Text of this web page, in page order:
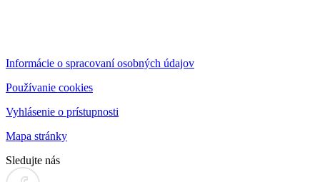
Informácie o spracovaní osobných údajov
Používanie cookies
Vyhlásenie o prístupnosti
Mapa stránky
Sledujte nás